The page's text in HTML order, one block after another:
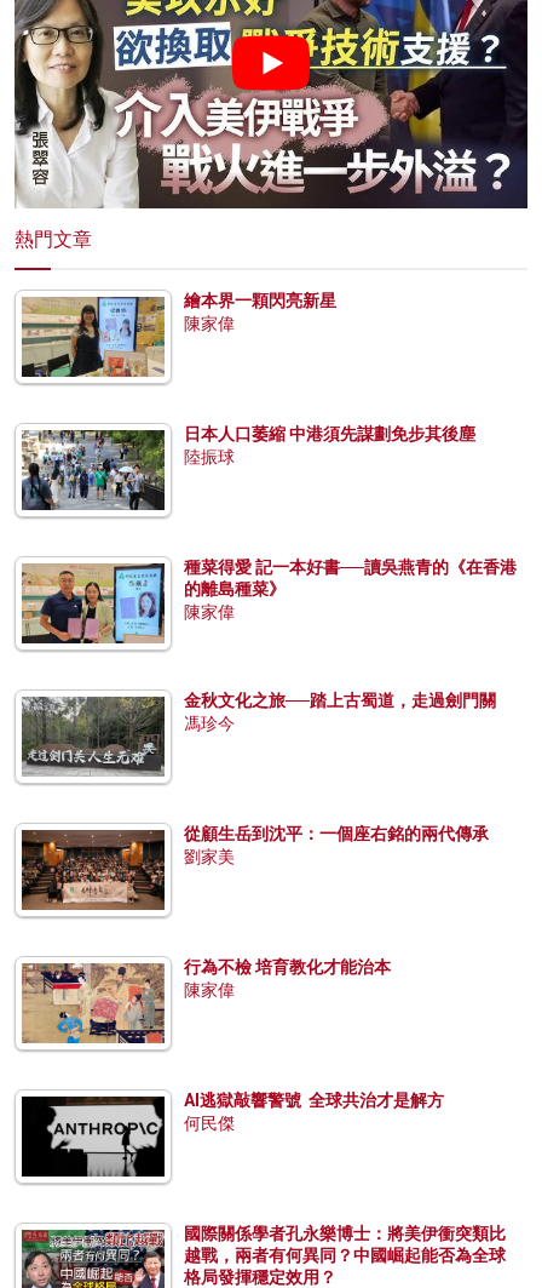
熱門文章
繪本界一顆閃亮新星
陳家偉
日本人口萎縮 中港須先謀劃免步其後塵
陸振球
種菜得愛 記一本好書──讀吳燕青的《在香港
的離島種菜》
陳家偉
金秋文化之旅──踏上古蜀道，走過劍門關
馮珍今
從顧生岳到沈平：一個座右銘的兩代傳承
劉家美
行為不檢 培育教化才能治本
陳家偉
AI逃獄敲響警號 全球共治才是解方
何民傑
國際關係學者孔永樂博士：將美伊衝突類比
越戰，兩者有何異同？中國崛起能否為全球
格局發揮穩定效用？